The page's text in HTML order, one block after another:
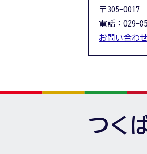
〒305-0017
電話：029-
お問い合わ
つく